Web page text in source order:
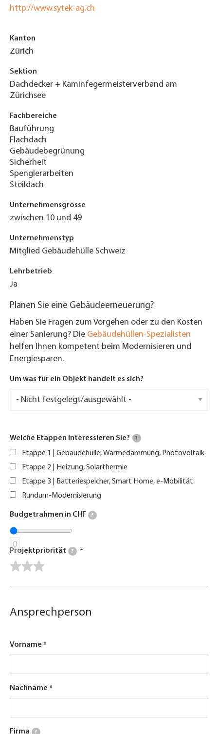
http://www.sytek-ag.ch
Kanton
Zürich
Sektion
Dachdecker + Kaminfegermeisterverband am
Zürichsee
Fachbereiche
Bauführung
Flachdach
Gebäudebegrünung
Sicherheit
Spenglerarbeiten
Steildach
Unternehmensgrösse
zwischen 10 und 49
Unternehmenstyp
Mitglied Gebäudehülle Schweiz
Lehrbetrieb
Ja
Planen Sie eine Gebäudeerneuerung?
Haben Sie Fragen zum Vorgehen oder zu den Kosten
einer Sanierung? Die Gebäudehüllen-Spezialisten
helfen Ihnen kompetent beim Modernisieren und
Energiesparen.
Um was für ein Objekt handelt es sich?
Welche Etappen interessieren Sie? ?
Etappe 1 | Gebäudehülle, Wärmedämmung, Photovoltaik
Etappe 2 | Heizung, Solarthermie
Etappe 3 | Batteriespeicher, Smart Home, e-Mobilität
Rundum-Modernisierung
Budgetrahmen in CHF ?
0
Projektpriorität ?
Ansprechperson
Vorname
Nachname
Firma ?